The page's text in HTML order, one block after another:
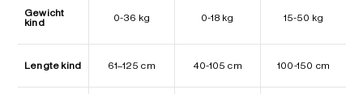
Gewicht
kind
0-36 kg 0-18 kg 15-50 kg
Lengte kind 61–125 cm 40-105 cm 100-150 cm